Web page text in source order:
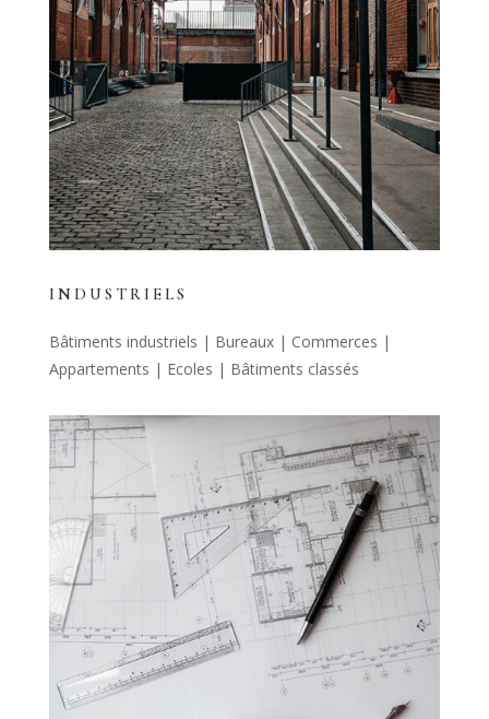
INDUSTRIELS
Bâtiments industriels | Bureaux | Commerces |
Appartements | Ecoles | Bâtiments classés